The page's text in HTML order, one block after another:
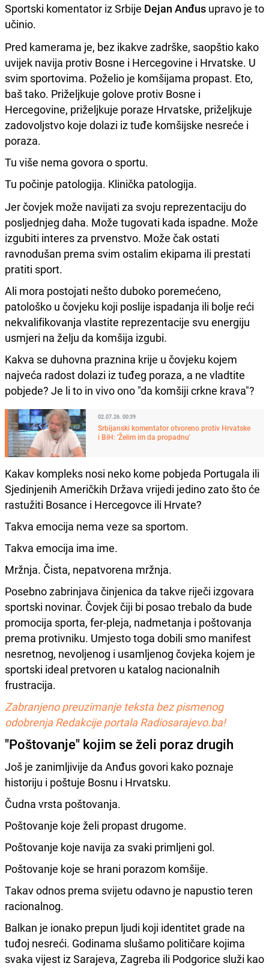
Sportski komentator iz Srbije Dejan Anđus upravo je to
učinio.
Pred kamerama je, bez ikakve zadrške, saopštio kako
uvijek navija protiv Bosne i Hercegovine i Hrvatske. U
svim sportovima. Poželio je komšijama propast. Eto,
baš tako. Priželjkuje golove protiv Bosne i
Hercegovine, priželjkuje poraze Hrvatske, priželjkuje
zadovoljstvo koje dolazi iz tuđe komšijske nesreće i
poraza.
Tu više nema govora o sportu.
Tu počinje patologija. Klinička patologija.
Jer čovjek može navijati za svoju reprezentaciju do
posljednjeg daha. Može tugovati kada ispadne. Može
izgubiti interes za prvenstvo. Može čak ostati
ravnodušan prema svim ostalim ekipama ili prestati
pratiti sport.
Ali mora postojati nešto duboko poremećeno,
patološko u čovjeku koji poslije ispadanja ili bolje reći
nekvalifikovanja vlastite reprezentacije svu energiju
usmjeri na želju da komšija izgubi.
Kakva se duhovna praznina krije u čovjeku kojem
najveća radost dolazi iz tuđeg poraza, a ne vladtite
pobjede? Je li to in vivo ono "da komšiji crkne krava"?
02.07.26. 00:39
Srbijanski komentator otvoreno protiv Hrvatske
i BiH: 'Želim im da propadnu'
Kakav kompleks nosi neko kome pobjeda Portugala ili
Sjedinjenih Američkih Država vrijedi jedino zato što će
rastužiti Bosance i Hercegovce ili Hrvate?
Takva emocija nema veze sa sportom.
Takva emocija ima ime.
Mržnja. Čista, nepatvorena mržnja.
Posebno zabrinjava činjenica da takve riječi izgovara
sportski novinar. Čovjek čiji bi posao trebalo da bude
promocija sporta, fer-pleja, nadmetanja i poštovanja
prema protivniku. Umjesto toga dobili smo manifest
nesretnog, nevoljenog i usamljenog čovjeka kojem je
sportski ideal pretvoren u katalog nacionalnih
frustracija.
Zabranjeno preuzimanje teksta bez pismenog
odobrenja Redakcije portala Radiosarajevo.ba!
"Poštovanje" kojim se želi poraz drugih
Još je zanimljivije da Anđus govori kako poznaje
historiju i poštuje Bosnu i Hrvatsku.
Čudna vrsta poštovanja.
Poštovanje koje želi propast drugome.
Poštovanje koje navija za svaki primljeni gol.
Poštovanje koje se hrani porazom komšije.
Takav odnos prema svijetu odavno je napustio teren
racionalnog.
Balkan je ionako prepun ljudi koji identitet grade na
tuđoj nesreći. Godinama slušamo političare kojima
svaka vijest iz Sarajeva, Zagreba ili Podgorice služi kao